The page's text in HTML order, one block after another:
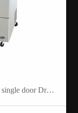
沙拉台大单门两抽屉冷藏柜 One big single door Drawer-Salad Prep table refrigerator